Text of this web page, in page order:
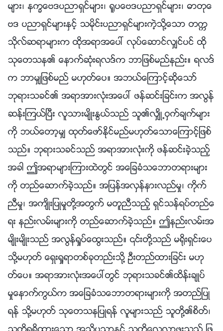
မ်ား၊ နကၡေဗဒပညာရွင္မ်ား၊ ႐ူပေဗဒပညာရွင္မ်ား၊ ဓာတုေ
ဗဒ ပညာရွင္မ်ားႏွင့္ သမိုင္းပညာရွင္မ်ားကဲ့သို႔ေသာ တကၠ
သိုလ္ဆရာမ်ားက ထိုအရာအေပၚ လုပ္ေဆာင္လွ်င္ပင္ ထို
သုေတသန၏ ေနာက္ဆုံးရလဒ္က ဘာျဖစ္မည္နည္း။ ရလဒ္
က ဘာမွ်ျဖစ္မည္ မဟုတ္ေပ။ အဘယ္ေၾကာင့္ဆိုေသာ္
ဘုရားသခင္၏ အရာအားလုံးအေပၚ ဖန္ဆင္းျခင္းက အလြန္
ဆန္းၾကယ္ၿပီး လူသားမ်ိဳးႏြယ္သည္ သူ၏လွ်ိဳ႕ဝွက္ခ်က္မ်ား
ကို ဘယ္ေတာ့မွ် ထုတ္ေဖာ္ႏိုင္မည္မဟုတ္ေသာေၾကာင့္ျဖစ္
သည္။ ဘုရားသခင္သည္ အရာအားလုံးကို ဖန္ဆင္းခဲ့သည့္
အခါ ဤအရာမ်ားၾကားထဲတြင္ အေျခခံသေဘာတရားမ်ား
ကို တည္ေဆာက္ခဲ့သည္။ အျပန္အလွန္နားလည္မႈ၊ ကိုက္
ညီမႈ၊ အက်ိဳးျပဳမႈတို႔အတြက္ မတူညီသည့္ ရွင္သန္ရပ္တည္ေ
ရး နည္းလမ္းမ်ားကို တည္ေဆာက္ခဲ့သည္။ ဤနည္းလမ္းအ
မ်ိဳးမ်ိဳးသည္ အလြန္ရႈပ္ေထြးသည္။ ၎တို႔သည္ မ႐ိုးရွင္းေပ
သို႔မဟုတ္ ေရွးရႈရာတစ္ခုတည္းသို႔ ဦးတည္ထားျခင္း မဟု
တ္ေပ။ အရာအားလုံးအေပၚတြင္ ဘုရားသခင္၏ထိန္းခ်ဳပ္
မႈေနာက္ကြယ္က အေျခခံသေဘာတရားမ်ားကို အတည္ျပဳ
ရန္ သို႔မဟုတ္ သုေတသနျပဳရန္ လူမ်ားသည္ သူတို႔၏စိတ္၊